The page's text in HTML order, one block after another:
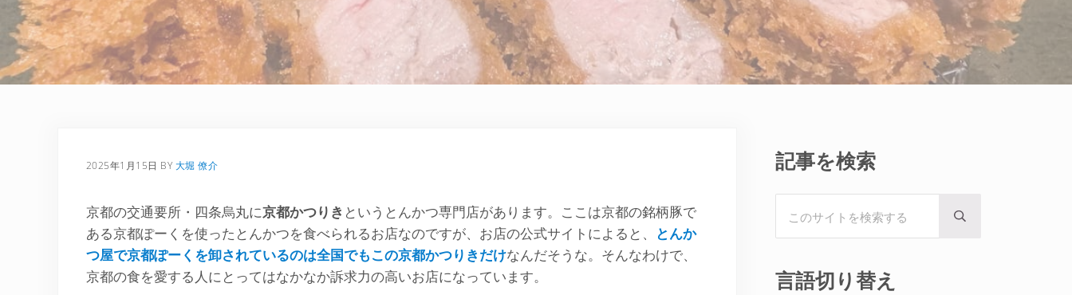
2025年1月15日 BY 大堀 僚介
京都の交通要所・四条烏丸に京都かつりき というとんかつ専門店があります。ここは京都の銘柄豚で
ある京都ぽーくを使ったとんかつを食べられるお店なのですが、お店の公式サイトによると、
とんか
つ屋で京都ぽーくを卸されているのは全国でもこの京都かつりきだけなんだそうな。そんなわけで、
京都の食を愛する人にとってはなかなか訴求力の高いお店になっています。
Sidebar
記事を検索
Submit search
言語切り替え